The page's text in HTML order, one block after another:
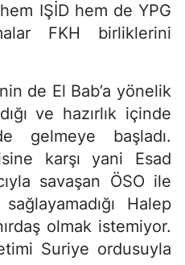
IŞİD hem de YPG
FKH birliklerini
de El Bab’a yönelik
ve hazırlık içinde
gelmeye başladı.
karşı yani Esad
savaşan ÖSO ile
Halep
olmak istemiyor.
Suriye ordusuyla